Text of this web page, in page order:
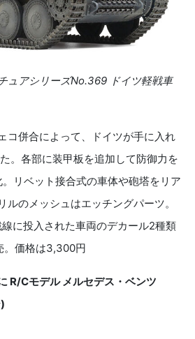
ュアシリーズNo.369 ドイツ軽戦車
コ併合によって、ドイツが手に入れ
。各部に装甲板を追加して防御力を
リベット接合式の車体や砲塔をリア
ルのメッシュはエッチングパーツ。
に投入された車両のデカール2種類
。価格は3,300円
R/Cモデル メルセデス・ベンツ